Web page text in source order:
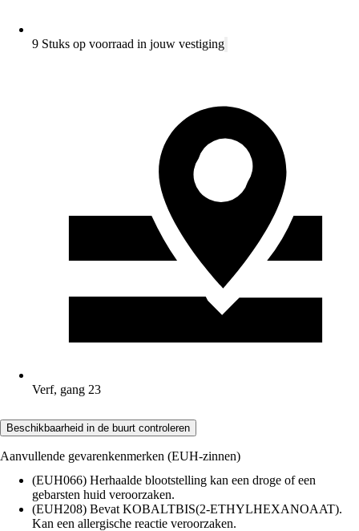
9 Stuks op voorraad in jouw vestiging
Verf, gang 23
Beschikbaarheid in de buurt controleren
Aanvullende gevarenkenmerken (EUH-zinnen)
(EUH066) Herhaalde blootstelling kan een droge of een
gebarsten huid veroorzaken.
(EUH208) Bevat KOBALTBIS(2-ETHYLHEXANOAAT).
Kan een allergische reactie veroorzaken.